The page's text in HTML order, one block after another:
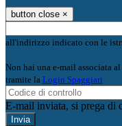
button close ×
all'indirizzo indicato con le
Non hai una e-mail associata
tramite la Login Spaggiari
E-mail inviata, si prega di